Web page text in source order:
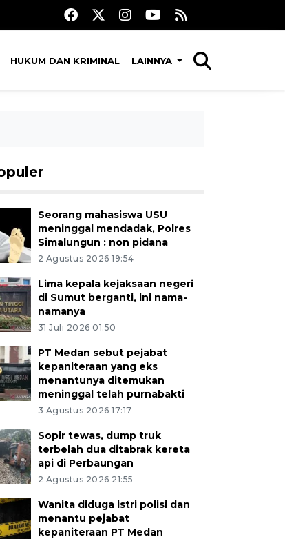
HUKUM DAN KRIMINAL LAINNYA
Seorang mahasiswa USU
meninggal mendadak, Polres
Simalungun : non pidana
2 Agustus 2026 19:54
Lima kepala kejaksaan negeri
di Sumut berganti, ini nama-
namanya
31 Juli 2026 01:50
PT Medan sebut pejabat
kepaniteraan yang eks
menantunya ditemukan
meninggal telah purnabakti
3 Agustus 2026 17:17
Sopir tewas, dump truk
terbelah dua ditabrak kereta
api di Perbaungan
2 Agustus 2026 21:55
Wanita diduga istri polisi dan
menantu pejabat
kepaniteraan PT Medan